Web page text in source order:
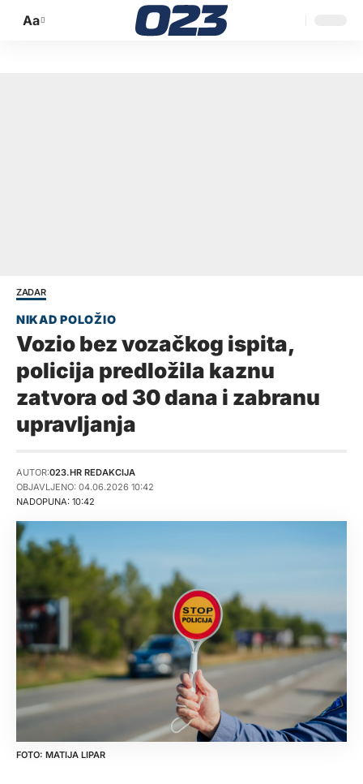
Promijeni
Aa
ZADAR
Vozio bez vozačkog ispita,
policija predložila kaznu
zatvora od 30 dana i zabranu
upravljanja
NADOPUNA: 10:42
AUTOR:023.HR REDAKCIJA
OBJAVLJENO: 04.06.2026 10:42
MATIJA LIPAR